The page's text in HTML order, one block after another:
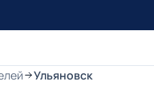
Ульяновск